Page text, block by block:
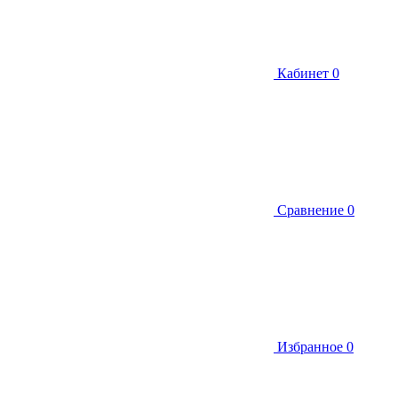
Кабинет 0
Сравнение 0
Избранное 0